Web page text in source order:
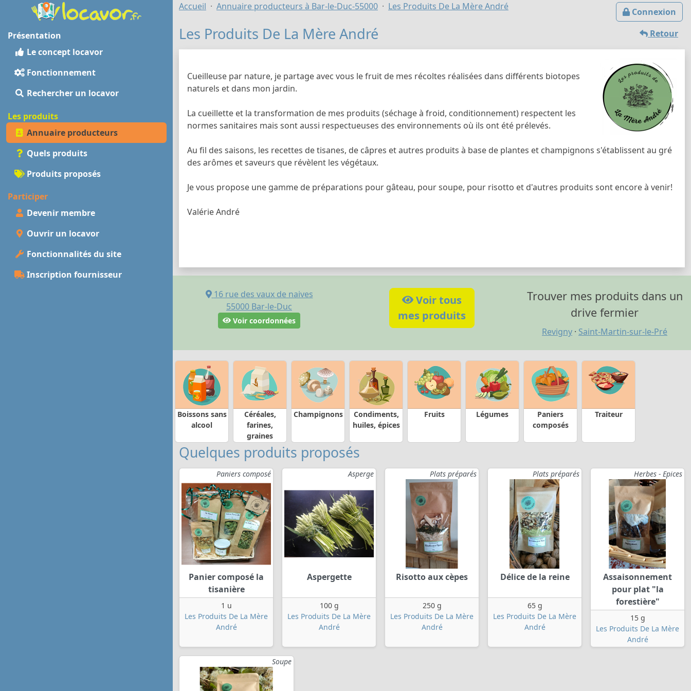
Présentation
Le concept locavor
Fonctionnement
Rechercher un locavor
Les produits
Annuaire producteurs
Quels produits
Produits proposés
Participer
Devenir membre
Ouvrir un locavor
Fonctionnalités du site
Inscription fournisseur
Connexion
Accueil Annuaire producteurs à Bar-le-Duc-55000 Les Produits De La Mère André
Retour
Les Produits De La Mère André
Cueilleuse par nature, je partage avec vous le fruit de mes récoltes réalisées dans différents biotopes
naturels et dans mon jardin.
La cueillette et la transformation de mes produits (séchage à froid, conditionnement) respectent les
normes sanitaires mais sont aussi respectueuses des environnements où ils ont été prélevés.
Au fil des saisons, les recettes de tisanes, de câpres et autres produits à base de plantes et champignons s'établissent au gré
des arômes et saveurs que révèlent les végétaux.
Je vous propose une gamme de préparations pour gâteau, pour soupe, pour risotto et d'autres produits sont encore à venir!
Valérie André
16 rue des vaux de naives
55000 Bar-le-Duc
Voir coordonnées
Voir tous
mes produits
Trouver mes produits dans un
drive fermier
Revigny · Saint-Martin-sur-le-Pré
Boissons sans
alcool
Céréales,
farines,
graines
Champignons
Condiments,
huiles, épices
Fruits Légumes
Paniers
composés
Traiteur
Quelques produits proposés
Paniers composé
Panier composé la
tisanière
1 u
Les Produits De La Mère
André
Asperge
Aspergette
100 g
Les Produits De La Mère
André
Plats préparés
Risotto aux cèpes
250 g
Les Produits De La Mère
André
Plats préparés
Délice de la reine
65 g
Les Produits De La Mère
André
Herbes - Epices
Assaisonnement
pour plat "la
forestière"
15 g
Les Produits De La Mère
André
Soupe